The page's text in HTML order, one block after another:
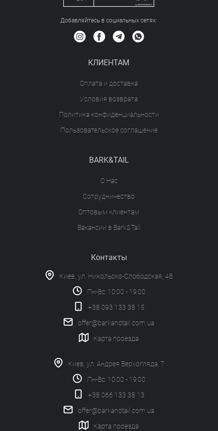
Добавляйтесь в социальных сетяx:
КЛИЕНТАМ
Оплата и доставка
Условия возврата
Политика конфиденциальности
Пользовательское соглашение
BARK&TAIL
О Нас
Сотрудничество
Оптовым клиентам
Вакансии в Bark&Tail
Контакты
Киев, ул. Никольско-Слободская, 4В
Пн-Вс: 10:00 - 19:00
+38 093 133 38 15
offer@barkandtail.com.ua
Карта проезда
Киев, ул. Андрея Верхогляда, 7
Пн-Вс: 10:00 - 19:00
+38 066 133 38 13
offer@barkandtail.com.ua
Карта проезда